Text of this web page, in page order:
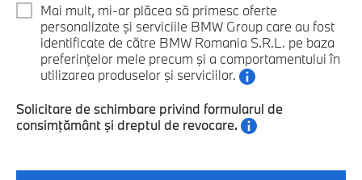
Mai mult, mi-ar plăcea să primesc oferte
personalizate şi serviciile BMW Group care au fost
identificate de către BMW Romania S.R.L. pe baza
preferinţelor mele precum şi a comportamentului în
utilizarea produselor şi serviciilor.
Solicitare de schimbare privind formularul de
consimţământ şi dreptul de revocare.